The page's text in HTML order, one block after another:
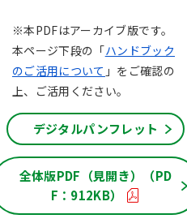
※本PDFはアーカイブ版です。
本ページ下段の「ハンドブック
のご活用について 」をご確認の
上、ご活用ください。
デジタルパンフレット
全体版PDF（見開き）（PD
F：912KB）